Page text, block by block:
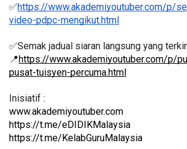
✅https://www.akademiyoutuber.com/p/
video-pdpc-mengikut.html
✅Semak jadual siaran langsung yang
📍 https://www.akademiyoutuber.com/p/
pusat-tuisyen-percuma.html
Inisiatif :
www.akademiyoutuber.com
https://t.me/eDIDIKMalaysia
https://t.me/KelabGuruMalaysia